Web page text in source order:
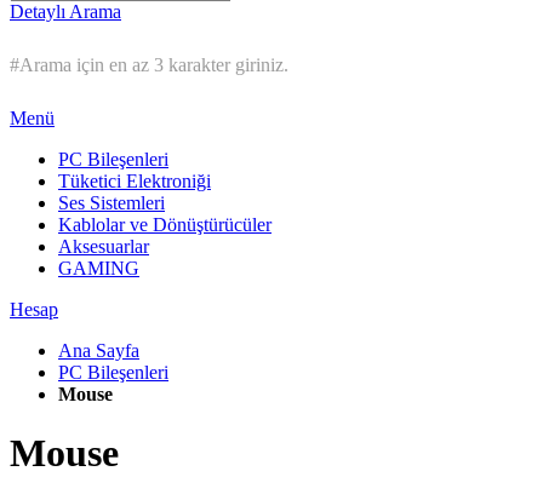
Detaylı Arama
#Arama için en az 3 karakter giriniz.
Menü
PC Bileşenleri
Tüketici Elektroniği
Ses Sistemleri
Kablolar ve Dönüştürücüler
Aksesuarlar
GAMING
Hesap
Ana Sayfa
PC Bileşenleri
Mouse
Mouse